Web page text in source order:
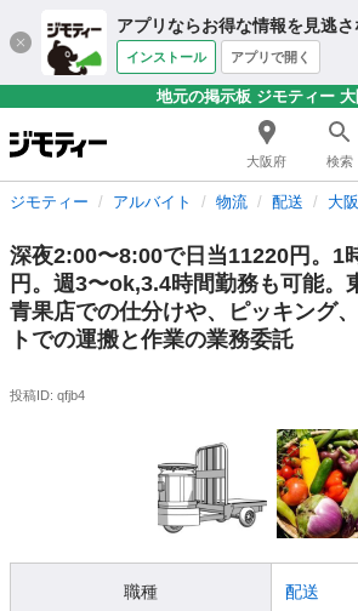
アプリならお得な情報を見逃さ
インストール アプリで開く
地元の掲示板 ジモティー
大阪府 検索
ジモティー アルバイト 物流 配送 大
深夜2:00〜8:00で日当11220円。1
円。週3〜ok,3.4時間勤務も可能。
青果店での仕分けや、ピッキング
トでの運搬と作業の業務委託
投稿ID: qfjb4
職種 配送